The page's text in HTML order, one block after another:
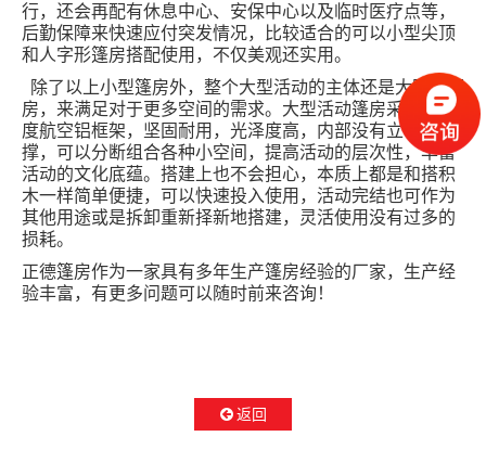
行，还会再配有休息中心、安保中心以及临时医疗点等，
后勤保障来快速应付突发情况，比较适合的可以小型尖顶
和人字形篷房搭配使用，不仅美观还实用。
除了以上小型篷房外，整个大型活动的主体还是大跨度篷
房，来满足对于更多空间的需求。大型活动篷房采用高强
度航空铝框架，坚固耐用，光泽度高，内部没有立柱支
撑，可以分断组合各种小空间，提高活动的层次性，丰富
活动的文化底蕴。搭建上也不会担心，本质上都是和搭积
木一样简单便捷，可以快速投入使用，活动完结也可作为
其他用途或是拆卸重新择新地搭建，灵活使用没有过多的
损耗。
正德篷房作为一家具有多年生产篷房经验的厂家，生产经
验丰富，有更多问题可以随时前来咨询！
返回